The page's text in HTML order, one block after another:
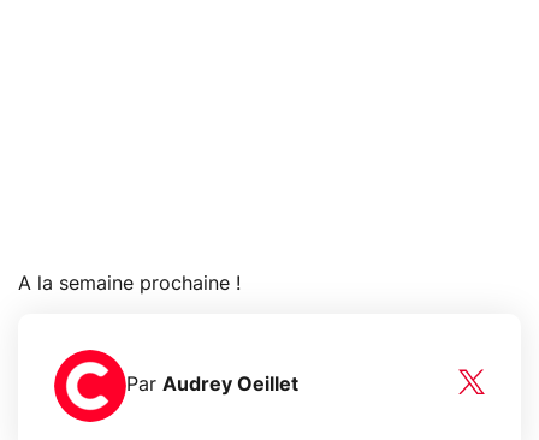
A la semaine prochaine !
Par Audrey Oeillet